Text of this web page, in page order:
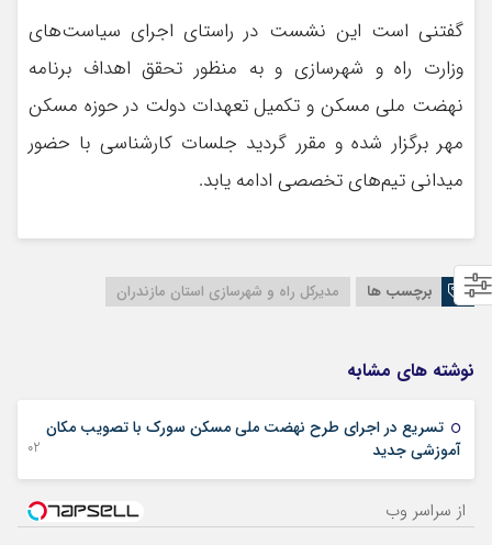
گفتنی است این نشست در راستای اجرای سیاست‌های
وزارت راه و شهرسازی و به منظور تحقق اهداف برنامه
نهضت ملی مسکن و تکمیل تعهدات دولت در حوزه مسکن
مهر برگزار شده و مقرر گردید جلسات کارشناسی با حضور
میدانی تیم‌های تخصصی ادامه یابد.
برچسب ها مدیرکل راه و شهرسازی استان مازندران
نوشته های مشابه
تسریع در اجرای طرح نهضت ملی مسکن سورک با تصویب مکان
آموزشی جدید
02 آگوست 2025
از سراسر وب